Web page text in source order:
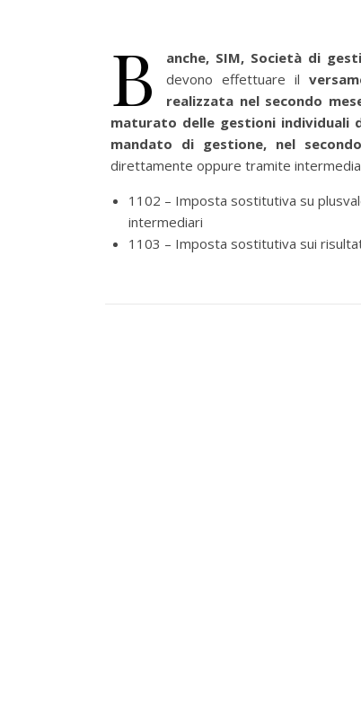
B anche, SIM, Società di
devono effettuare il
realizzata nel secondo
maturato delle gestioni
mandato di gestione, nel
direttamente oppure tramite
1102 – Imposta sostitutiva su
intermediari
1103 – Imposta sostitutiva sui